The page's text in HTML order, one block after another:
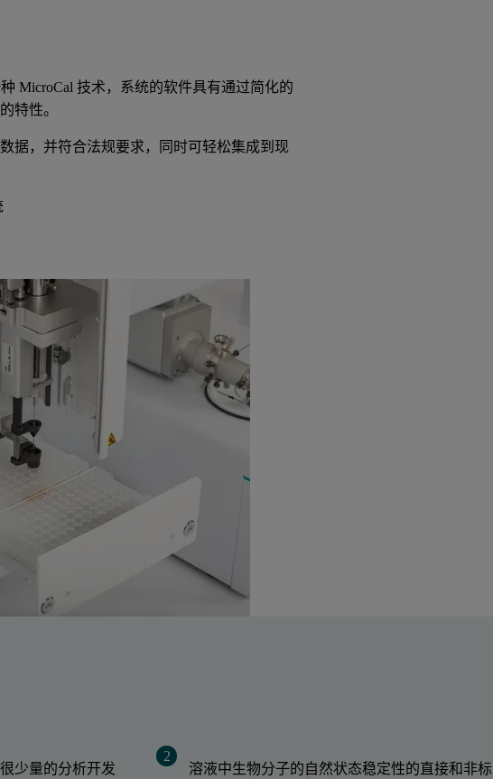
MicroCal 技术，系统的软件具有通过简化的
特性。
据，并符合法规要求，同时可轻松集成到现
少量的分析开发
溶液中生物分子的自然状态稳定性的直接和非标